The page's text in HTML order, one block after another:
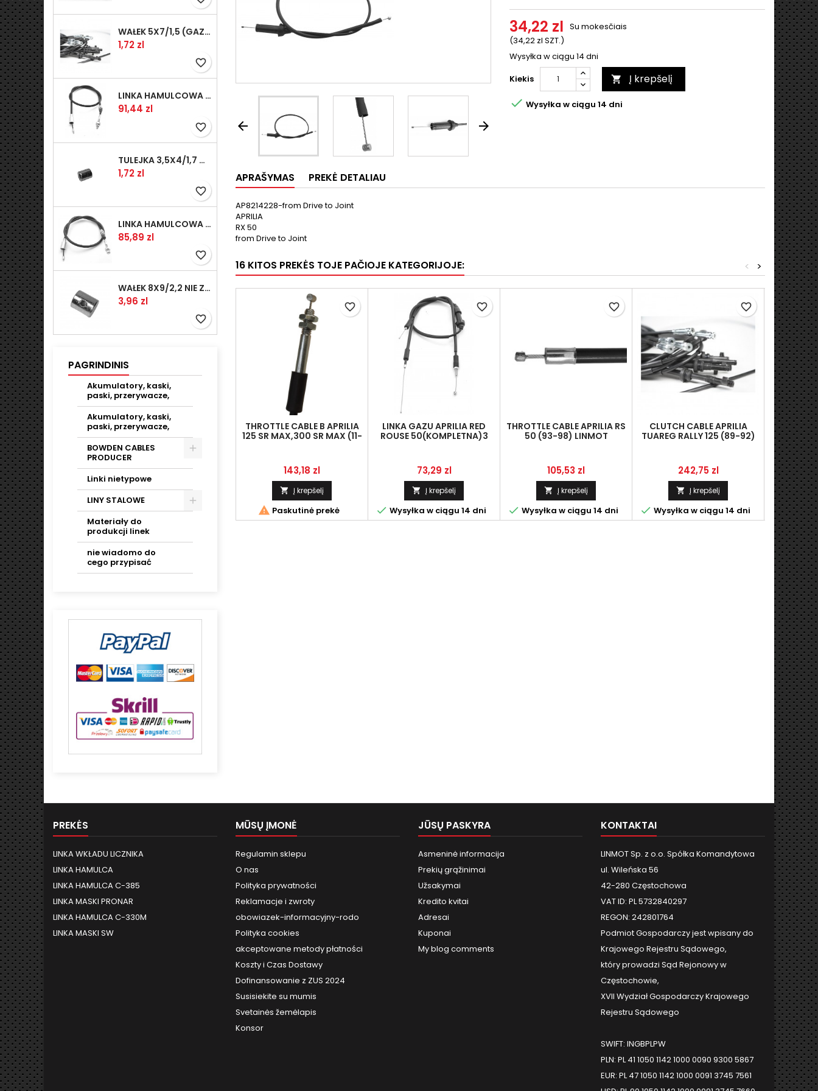
WAŁEK 5X7/1,5 (GAZ WSK)(PR5)
Kaina
1,72 zl
favorite_border
LINKA HAMULCOWA PRZYCZEPY KNOTT 1240/1030 33921-1.11S
Kaina
91,44 zl
favorite_border
TULEJKA 3,5X4/1,7 GAZÓW -OCYNK
Kaina
1,72 zl
favorite_border
LINKA HAMULCOWA PRZYCZEPY KNOTT 1040/830 33921-1.07S
Kaina
85,89 zl
favorite_border
WAŁEK 8X9/2,2 NIE ZAMAWIAĆ
Kaina
3,96 zl
favorite_border
PAGRINDINIS
Akumulatory, kaski,
paski, przerywacze,
Akumulatory, kaski,
paski, przerywacze,
BOWDEN CABLES
PRODUCER
Linki nietypowe
LINY STALOWE
Materiały do
produkcji linek
nie wiadomo do
cego przypisać
 
34,22 zl
(34,22 zl SZT.)
Su mokesčiais
Wysyłka w ciągu 14 dni
Kiekis
 Į krepšelį
 Wysyłka w ciągu 14 dni
APRAŠYMAS PREKĖ DETALIAU
AP8214228-from Drive to Joint
APRILIA
RX 50
from Drive to Joint
16 KITOS PREKĖS TOJE PAČIOJE KATEGORIJOJE: >
<
THROTTLE CABLE B APRILIA
125 SR MAX,300 SR MAX (11-
Kaina
143,18 zl
 Į krepšelį
 Paskutinė prekė
favorite_border
LINKA GAZU APRILIA RED
ROUSE 50(KOMPLETNA)3
Kaina
73,29 zl
 Į krepšelį
 Wysyłka w ciągu 14 dni
favorite_border
THROTTLE CABLE APRILIA RS
50 (93-98) LINMOT
Kaina
105,53 zl
 Į krepšelį
 Wysyłka w ciągu 14 dni
favorite_border
CLUTCH CABLE APRILIA
TUAREG RALLY 125 (89-92)
Kaina
242,75 zl
 Į krepšelį
 Wysyłka w ciągu 14 dni
favorite_border
LINKA
50 (06-


PREKĖS
LINKA WKŁADU LICZNIKA
LINKA HAMULCA
LINKA HAMULCA C-385
LINKA MASKI PRONAR
LINKA HAMULCA C-330M
LINKA MASKI SW
MŪSŲ ĮMONĖ
Regulamin sklepu
O nas
Polityka prywatności
Reklamacje i zwroty
obowiazek-informacyjny-rodo
Polityka cookies
akceptowane metody płatności
Koszty i Czas Dostawy
Dofinansowanie z ZUS 2024
Susisiekite su mumis
Svetainės žemėlapis
Konsor
JŪSŲ PASKYRA
Asmeninė informacija
Prekių grąžinimai
Užsakymai
Kredito kvitai
Adresai
Kuponai
My blog comments
KONTAKTAI
LINMOT Sp. z o.o. Spółka Komandytowa
ul. Wileńska 56
42-280 Częstochowa
VAT ID: PL 5732840297
REGON: 242801764
Podmiot Gospodarczy jest wpisany do
Krajowego Rejestru Sądowego,
który prowadzi Sąd Rejonowy w
Częstochowie,
XVII Wydział Gospodarczy Krajowego
Rejestru Sądowego
SWIFT: INGBPLPW
PLN: PL 41 1050 1142 1000 0090 9300 5867
EUR: PL 47 1050 1142 1000 0091 3745 7561